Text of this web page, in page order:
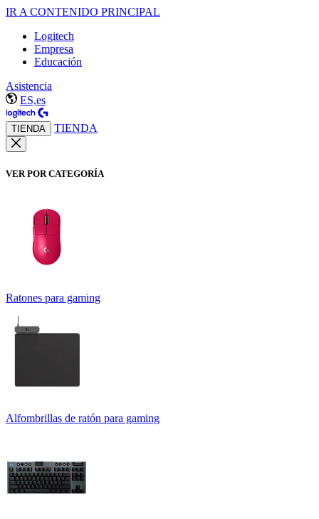
IR A CONTENIDO PRINCIPAL
Logitech
Empresa
Educación
Asistencia
ES,es
TIENDA TIENDA
VER POR CATEGORÍA
Ratones para gaming
Alfombrillas de ratón para gaming